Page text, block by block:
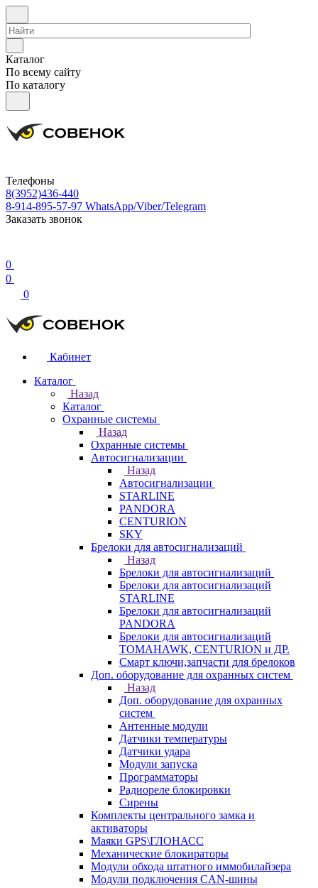
Каталог
По всему сайту
По каталогу
Телефоны
8(3952)436-440
8-914-895-57-97 WhatsApp/Viber/Telegram
Заказать звонок
0
0
0
Кабинет
Каталог
Назад
Каталог
Охранные системы
Назад
Охранные системы
Автосигнализации
Назад
Автосигнализации
STARLINE
PANDORA
CENTURION
SKY
Брелоки для автосигнализаций
Назад
Брелоки для автосигнализаций
Брелоки для автосигнализаций
STARLINE
Брелоки для автосигнализаций
PANDORA
Брелоки для автосигнализаций
TOMAHAWK, CENTURION и ДР.
Смарт ключи,запчасти для брелоков
Доп. оборудование для охранных систем
Назад
Доп. оборудование для охранных
систем
Антенные модули
Датчики температуры
Датчики удара
Модули запуска
Программаторы
Радиореле блокировки
Сирены
Комплекты центрального замка и
активаторы
Маяки GPS\ГЛОНАСС
Механические блокираторы
Модули обхода штатного иммобилайзера
Модули подключения CAN-шины